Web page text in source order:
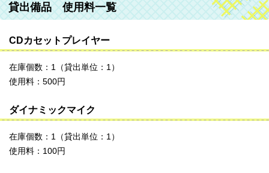
貸出備品 使用料一覧
CDカセットプレイヤー
在庫個数：1（貸出単位：1）
使用料：500円
ダイナミックマイク
在庫個数：1（貸出単位：1）
使用料：100円